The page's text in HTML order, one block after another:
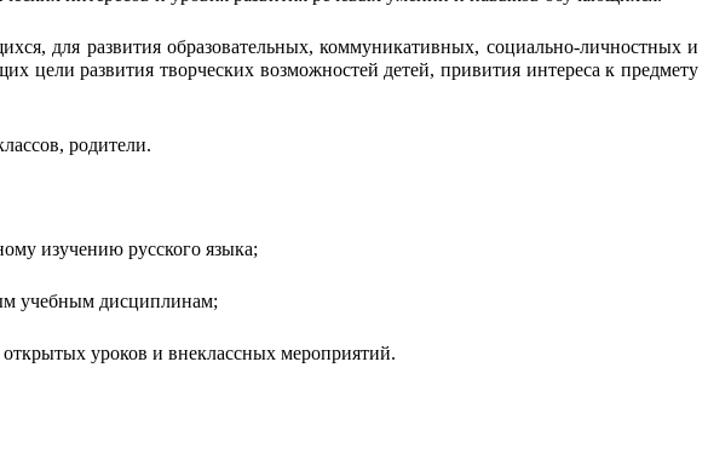
для развития образовательных, коммуникативных, социально-личностных и
цели развития творческих возможностей детей, привития интереса к предмету
родители.
изучению русского языка;
учебным дисциплинам;
открытых уроков и внеклассных мероприятий.